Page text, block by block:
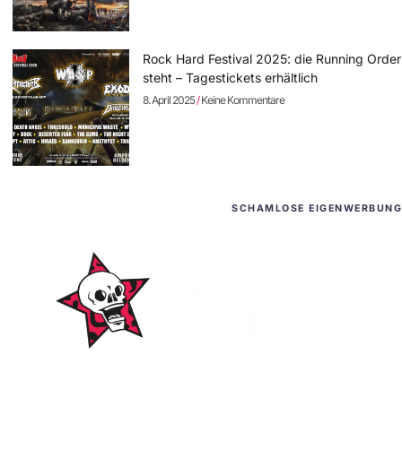
Rock Hard Festival 2025: die Running Order
steht – Tagestickets erhältlich
8. April 2025 Keine Kommentare
SCHAMLOSE EIGENWERBUNG